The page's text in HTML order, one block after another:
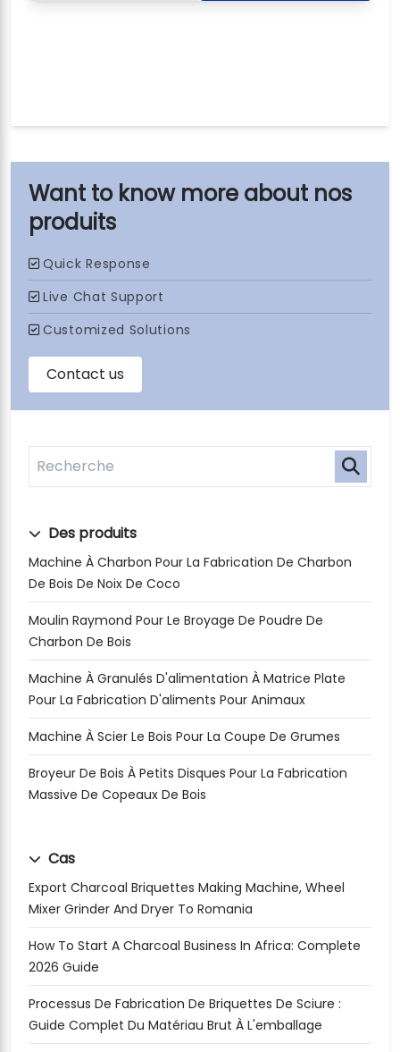
nos
produits
Des produits
Machine À Charbon Pour La Fabrication De Charbon
De Bois De Noix De Coco
Moulin Raymond Pour Le Broyage De Poudre De
Charbon De Bois
Machine À Granulés D'alimentation À Matrice Plate
Pour La Fabrication D'aliments Pour Animaux
Machine À Scier Le Bois Pour La Coupe De Grumes
Broyeur De Bois À Petits Disques Pour La Fabrication
Massive De Copeaux De Bois
Cas
Export Charcoal Briquettes Making Machine, Wheel
Mixer Grinder And Dryer To Romania
How To Start A Charcoal Business In Africa: Complete
2026 Guide
Processus De Fabrication De Briquettes De Sciure :
Guide Complet Du Matériau Brut À L'emballage